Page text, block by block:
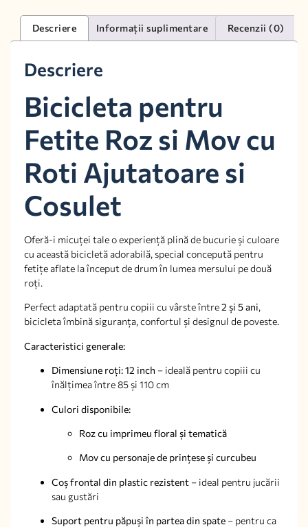
Descriere Informații suplimentare Recenzii (0)
Descriere
Bicicleta pentru
Fetite Roz si Mov cu
Roti Ajutatoare si
Cosulet
Oferă-i micuței tale o experiență plină de bucurie și culoare
cu această bicicletă adorabilă, special concepută pentru
fetițe aflate la început de drum în lumea mersului pe două
roți.
Perfect adaptată pentru copiii cu vârste între2 și 5 ani,
bicicleta îmbină siguranța, confortul și designul de poveste.
Caracteristici generale:
Dimensiune roți: 12 inch – ideală pentru copiii cu
înălțimea între 85 și 110 cm
Culori disponibile:
Roz cu imprimeu floral și tematică
Mov cu personaje de prințese și curcubeu
Coș frontal din plastic rezistent – ideal pentru jucării
sau gustări
Suport pentru păpuși în partea din spate – pentru ca